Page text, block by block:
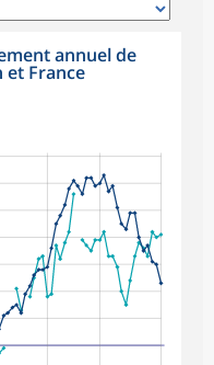
annuel de
et France